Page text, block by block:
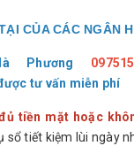
CỦA CÁC NGÂN
Phương
tư vấn miễn phí
tiền mặt hoặc
sổ tiết kiệm lùi ngày